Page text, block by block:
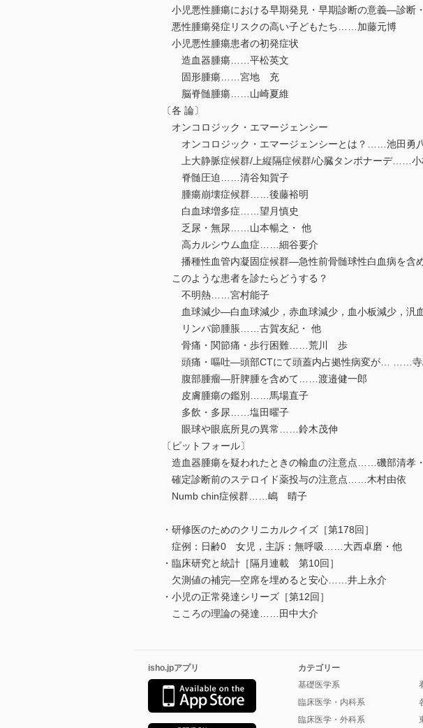
小児悪性腫瘍における早期発見・早期診断の意義―診
悪性腫瘍発症リスクの高い子どもたち……加藤元博
小児悪性腫瘍患者の初発症状
造血器腫瘍……平松英文
固形腫瘍……宮地 充
脳脊髄腫瘍……山崎夏維
〔各 論〕
オンコロジック・エマージェンシー
オンコロジック・エマージェンシーとは？……池田勇
上大静脈症候群/上縦隔症候群/心臓タンポナーデ……小
脊髄圧迫……清谷知賀子
腫瘍崩壊症候群……後藤裕明
白血球増多症……望月慎史
乏尿・無尿……山本暢之・ 他
高カルシウム血症……細谷要介
播種性血管内凝固症候群―急性前骨髄球性白血病を含
このような患者を診たらどうする？
不明熱……宮村能子
血球減少―白血球減少，赤血球減少，血小板減少，汎
リンパ節腫脹……古賀友紀・ 他
骨痛・関節痛・歩行困難……荒川 歩
頭痛・嘔吐―頭部CTにて頭蓋内占拠性病変が… ……寺
腹部腫瘤―肝脾腫を含めて……渡邉健一郎
皮膚腫瘍の鑑別……馬場直子
多飲・多尿……塩田曜子
眼球や眼底所見の異常……鈴木茂伸
〔ピットフォール〕
造血器腫瘍を疑われたときの輸血の注意点……磯部清孝
確定診断前のステロイド薬投与の注意点……木村由依
Numb chin症候群……嶋 晴子
・研修医のためのクリニカルクイズ［第178回］
症例：日齢0 女児，主訴：無呼吸……大西卓磨・他
・臨床研究と統計［隔月連載 第10回］
欠測値の補完―空席を埋めると安心……井上永介
・小児の正常発達シリーズ［第12回］
こころの理論の発達……田中大介
isho.jpアプリ
カテゴリー
基礎医学系
臨床医学・内科系
臨床医学・外科系